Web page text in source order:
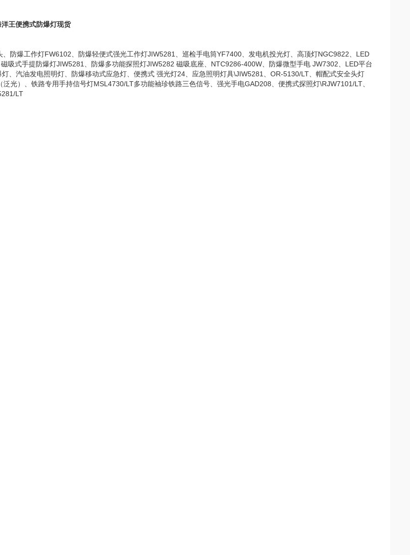
王便携式防爆灯现货
、防爆工作灯FW6102、防爆轻便式强光工作灯JIW5281、巡检手电筒YF7400、发电机投光灯、高顶灯NGC9822、LED
吸式手提防爆灯JIW5281、防爆多功能探照灯JIW5282 磁吸底座、NTC9286-400W、防爆微型手电 JW7302、LED平台
、汽油发电照明灯、防爆移动式应急灯、便携式 强光灯24、应急照明灯具\JIW5281、OR-5130/LT、帽配式安全头灯
泛光）、铁路专用手持信号灯MSL4730/LT多功能袖珍铁路三色信号、强光手电GAD208、便携式探照灯\RJW7101/LT、
LT